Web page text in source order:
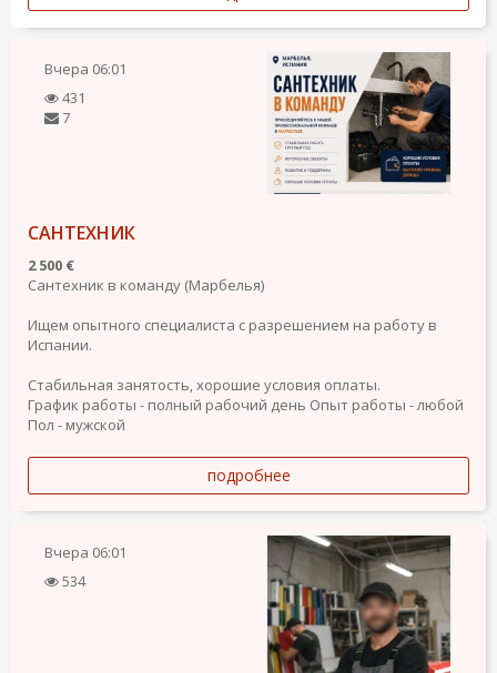
Вчера 06:01
431
7
САНТЕХНИК
2 500 €
Сантехник в команду (Марбелья)
Ищем опытного специалиста с разрешением на работу в
Испании.
Стабильная занятость, хорошие условия оплаты.
График работы - полный рабочий день Опыт работы - любой
Пол - мужской
подробнее
Вчера 06:01
534